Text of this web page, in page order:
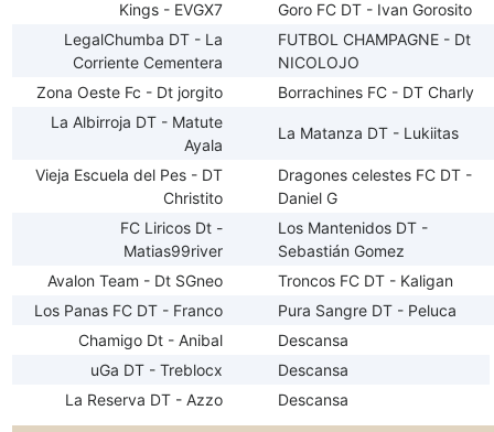
Kings - EVGX7
Goro FC DT - Ivan Gorosito
LegalChumba DT - La
Corriente Cementera
FUTBOL CHAMPAGNE - Dt
NICOLOJO
Zona Oeste Fc - Dt jorgito
Borrachines FC - DT Charly
La Albirroja DT - Matute
Ayala
La Matanza DT - Lukiitas
Vieja Escuela del Pes - DT
Christito
Dragones celestes FC DT -
Daniel G
FC Liricos Dt -
Matias99river
Los Mantenidos DT -
Sebastián Gomez
Avalon Team - Dt SGneo
Troncos FC DT - Kaligan
Los Panas FC DT - Franco
Pura Sangre DT - Peluca
Chamigo Dt - Anibal
Descansa
uGa DT - Treblocx
Descansa
La Reserva DT - Azzo
Descansa